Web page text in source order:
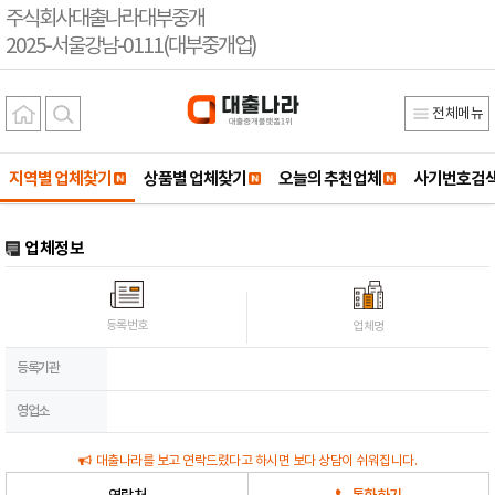
주식회사대출나라대부중개
2025-서울강남-0111(대부중개업)
전체메뉴
지역별 업체찾기 상품별 업체찾기 오늘의 추천업체 사기번호검
업체정보
등록번호 업체명
등록기관
영업소
대출나라를 보고 연락드렸다고 하시면 보다 상담이 쉬워집니다.